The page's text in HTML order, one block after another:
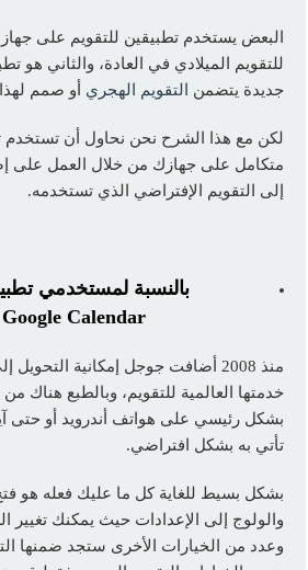
البعض يستخدم تطبيقين للتقويم على
للتقويم الميلادي في العادة، والثاني هو
جديدة يتضمن
التقويم الهجري أو صمم
لكن مع هذا الشرح نحن نحاول أن تستخدم
متكامل على جهازك من خلال العمل على
إلى التقويم الإفتراضي الذي تستخدمه.
بالنسبة لمستخدمي
Google Calendar
منذ 2008 أضافت جوجل إمكانية
خدمتها العالمية للتقويم، وبالطبع هناك
بشكل رئيسي على هواتف أندرويد أو حتى
تأتي به بشكل افتراضي.
بشكل بسيط للغاية كل ما عليك فعله هو
والولوج إلى الإعدادات حيث يمكنك تغيير
وعدد من الخيارات الأخرى ستجد ضمنها